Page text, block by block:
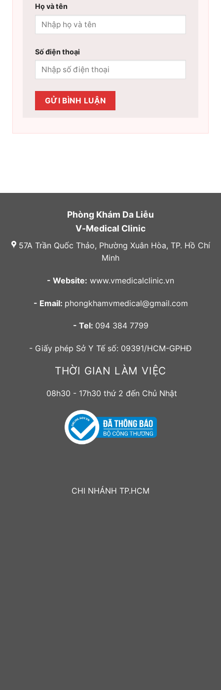
Họ và tên
Số điện thoại
Phòng Khám Da Liễu
V-Medical Clinic
57A Trần Quốc Thảo, Phường Xuân Hòa, TP. Hồ Chí
Minh
- Website: www.vmedicalclinic.vn
- Email: phongkhamvmedical@gmail.com
- Tel: 094 384 7799
- Giấy phép Sở Y Tế số: 09391/HCM-GPHĐ
THỜI GIAN LÀM VIỆC
08h30 - 17h30 thứ 2 đến Chủ Nhật
CHI NHÁNH TP.HCM